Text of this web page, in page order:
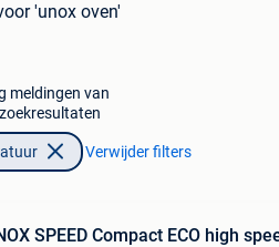
'unox oven'
meldingen van
Verwijder filters
SPEED Compact ECO high